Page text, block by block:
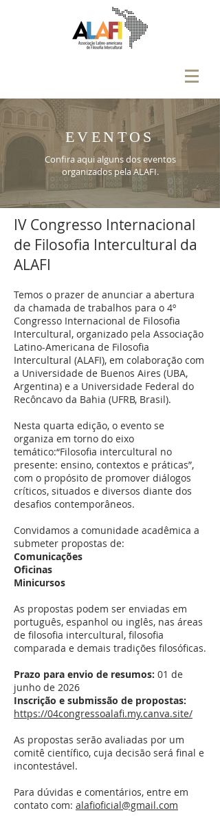
EVENTOS
Confira aqui alguns dos eventos
organizados pela ALAFI.
IV Congresso Internacional
de Filosofia Intercultural da
ALAFI
Temos o prazer de anunciar a abertura
da chamada de trabalhos para o 4º
Congresso Internacional de Filosofia
Intercultural, organizado pela Associação
Latino-Americana de Filosofia
Intercultural (ALAFI), em colaboração com
a Universidade de Buenos Aires (UBA,
Argentina) e a Universidade Federal do
Recôncavo da Bahia (UFRB, Brasil).
Nesta quarta edição, o evento se
organiza em torno do eixo
temático:“Filosofia intercultural no
presente: ensino, contextos e práticas”,
com o propósito de promover diálogos
críticos, situados e diversos diante dos
desafios contemporâneos.
Convidamos a comunidade acadêmica a
submeter propostas de:
Comunicações
Oficinas
Minicursos
As propostas podem ser enviadas em
português, espanhol ou inglês, nas áreas
de filosofia intercultural, filosofia
comparada e demais tradições filosóficas.
Prazo para envio de resumos: 01 de
junho de 2026
Inscrição e submissão de propostas:
https://04congressoalafi.my.canva.site/
As propostas serão avaliadas por um
comitê científico, cuja decisão será final e
incontestável.
Para dúvidas e comentários, entre em
contato com: alafioficial@gmail.com